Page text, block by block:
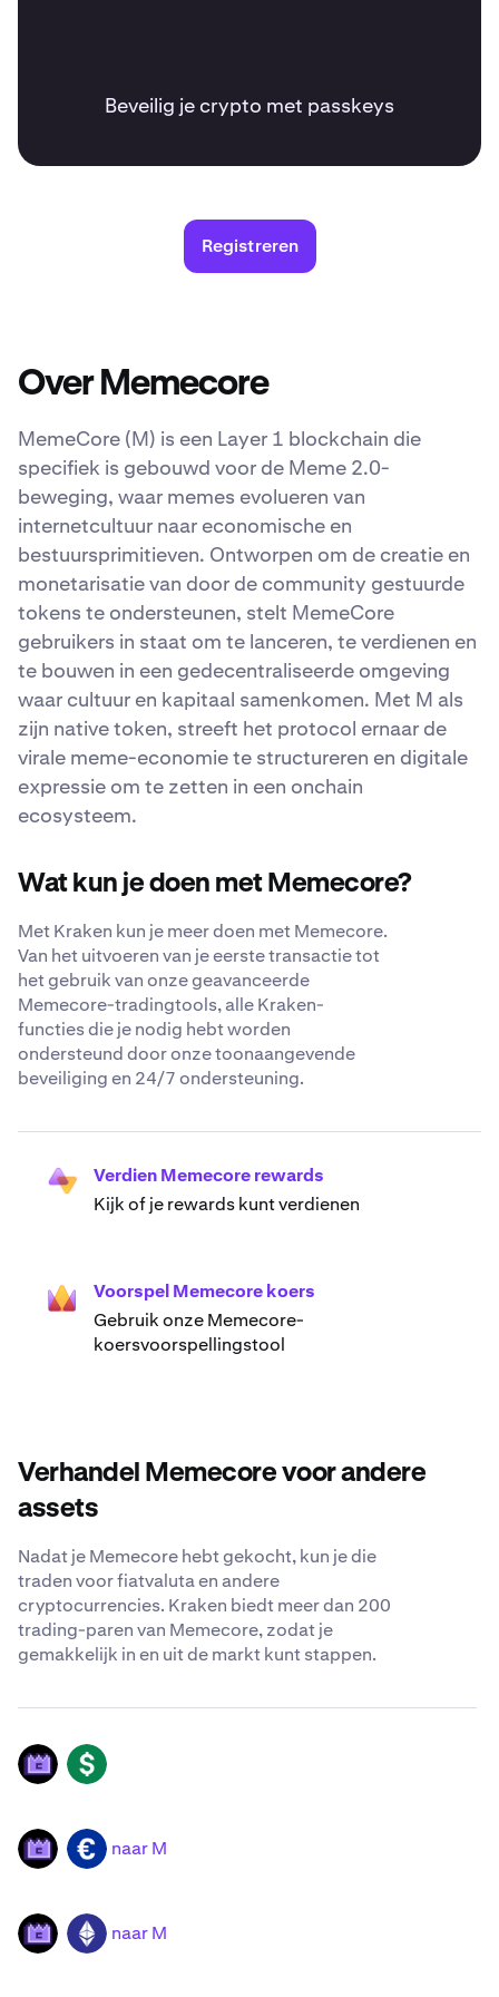
Beveilig je crypto met passkeys
Registreren
Over Memecore
MemeCore (M) is een Layer 1 blockchain die
specifiek is gebouwd voor de Meme 2.0-
beweging, waar memes evolueren van
internetcultuur naar economische en
bestuursprimitieven. Ontworpen om de creatie en
monetarisatie van door de community gestuurde
tokens te ondersteunen, stelt MemeCore
gebruikers in staat om te lanceren, te verdienen en
te bouwen in een gedecentraliseerde omgeving
waar cultuur en kapitaal samenkomen. Met M als
zijn native token, streeft het protocol ernaar de
virale meme-economie te structureren en digitale
expressie om te zetten in een onchain
ecosysteem.
Wat kun je doen met Memecore?
Met Kraken kun je meer doen met Memecore.
Van het uitvoeren van je eerste transactie tot
het gebruik van onze geavanceerde
Memecore-tradingtools, alle Kraken-
functies die je nodig hebt worden
ondersteund door onze toonaangevende
beveiliging en 24/7 ondersteuning.
Verdien Memecore rewards
Kijk of je rewards kunt verdienen
Voorspel Memecore koers
Gebruik onze Memecore-
koersvoorspellingstool
Verhandel Memecore voor andere
assets
Nadat je Memecore hebt gekocht, kun je die
traden voor fiatvaluta en andere
cryptocurrencies. Kraken biedt meer dan 200
trading-paren van Memecore, zodat je
gemakkelijk in en uit de markt kunt stappen.
M USD
M EUR naar M
M ETH naar M